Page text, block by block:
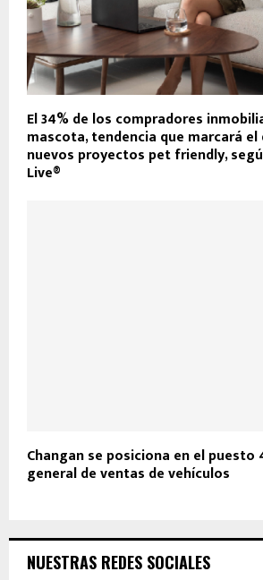
El 34% de los compradores
mascota, tendencia que marcará el
nuevos proyectos pet friendly,
Live®
Changan se posiciona en el puesto
general de ventas de vehículos
NUESTRAS REDES SOCIALES